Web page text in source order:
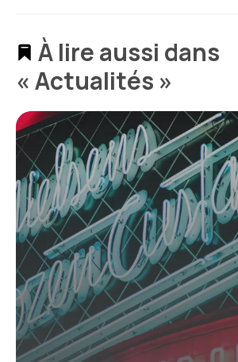
À lire aussi dans
« Actualités »